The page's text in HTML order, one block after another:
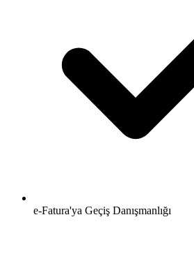
e-Fatura'ya Geçiş Danışmanlığı